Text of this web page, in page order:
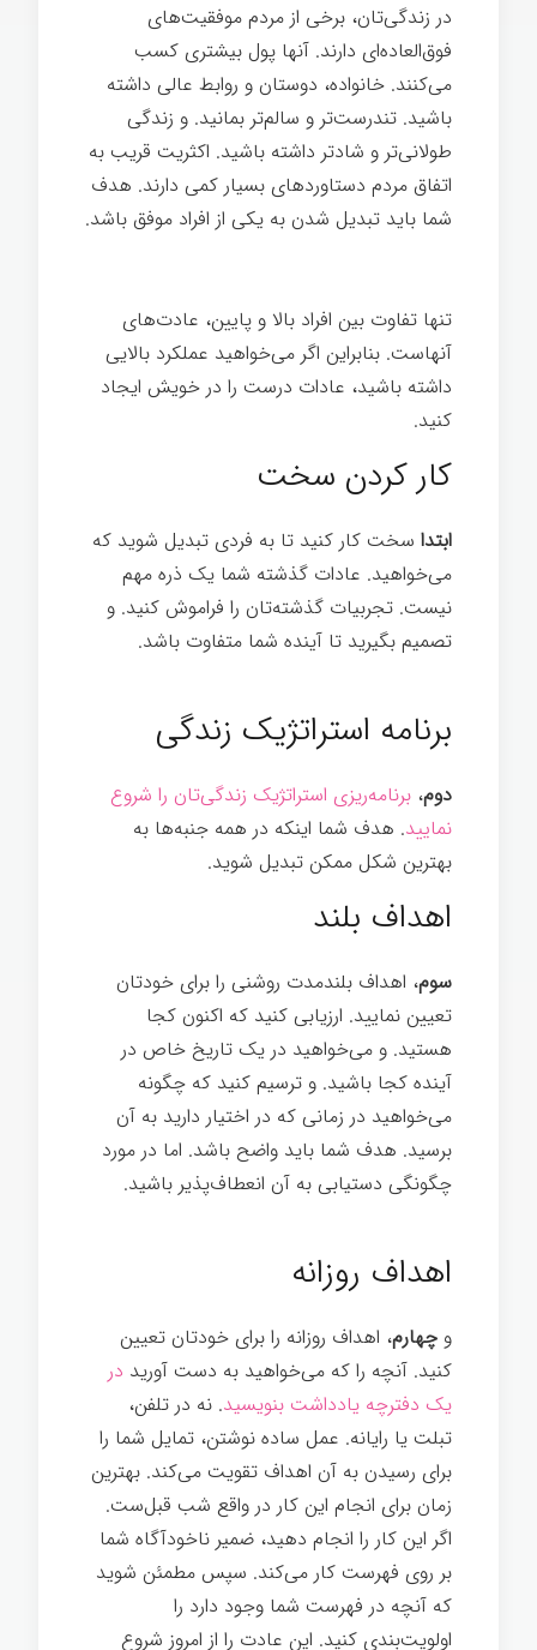
در زندگی‌تان، برخی از مردم موفقیت‌های
فوق‌العاده‌ای دارند. آنها پول بیشتری کسب
می‌کنند. خانواده، دوستان و روابط عالی داشته
باشید. تندرست‌تر و سالم‌تر بمانید. و زندگی
طولانی‌تر و شادتر داشته باشید. اکثریت قریب به
اتفاق مردم دستاوردهای بسیار کمی دارند. هدف
شما باید تبدیل شدن به یکی از افراد موفق باشد.
تنها تفاوت بین افراد بالا و پایین، عادت‌های
آنهاست. بنابراین اگر می‌خواهید عملکرد بالایی
داشته باشید، عادات درست را در خویش ایجاد
کنيد.
کار کردن سخت
ابتدا سخت کار کنيد تا به فردی تبدیل شوید که
می‌خواهید. عادات گذشته شما یک ذره مهم
نیست. تجربیات گذشته‌تان را فراموش کنید. و
تصمیم بگیرید تا آینده شما متفاوت باشد.
برنامه استراتژیک زندگی
دوم، برنامه‌ریزی استراتژیک زندگی‌تان را شروع
نماييد. هدف شما اینکه در همه جنبه‌ها به
بهترین شکل ممکن تبدیل شوید.
اهداف بلند
سوم، اهداف بلندمدت روشنی را برای خودتان
تعیین نمایید. ارزیابی کنید که اکنون کجا
هستید. و می‌خواهید در یک تاریخ خاص در
آینده کجا باشید. و ترسیم کنید که چگونه
می‌خواهید در زمانی که در اختیار دارید به آن
برسید. هدف شما باید واضح باشد. اما در مورد
چگونگی دستیابی به آن انعطاف‌پذیر باشید.
اهداف روزانه
و چهارم، اهداف روزانه را برای خودتان تعیین
کنید. آنچه را که می‌خواهید به دست آورید در
یک دفترچه یادداشت بنویسید. نه در تلفن،
تبلت یا رایانه. عمل ساده نوشتن، تمایل شما را
برای رسیدن به آن اهداف تقویت می‌کند. بهترین
زمان برای انجام این کار در واقع شب قبل‌ست.
اگر این کار را انجام دهید، ضمیر ناخودآگاه شما
بر روی فهرست کار می‌کند. سپس مطمئن شوید
که آنچه در فهرست شما وجود دارد را
اولویت‌بندی کنید. این عادت را از امروز شروع